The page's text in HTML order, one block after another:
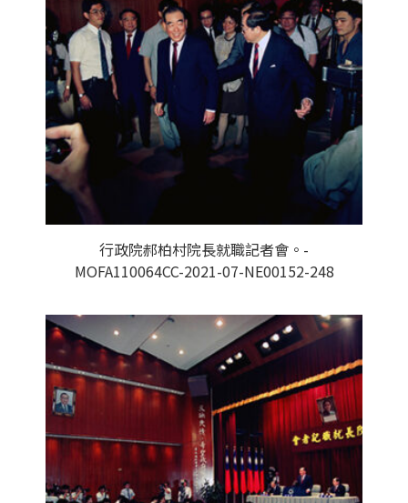
行政院郝柏村院長就職記者會。-
MOFA110064CC-2021-07-NE00152-248